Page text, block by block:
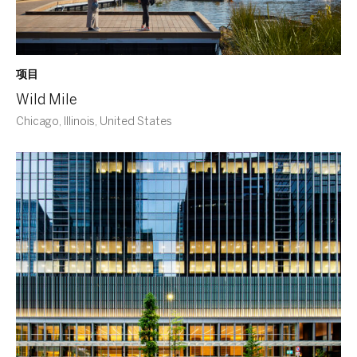
项目
Wild Mile
Chicago, Illinois, United States